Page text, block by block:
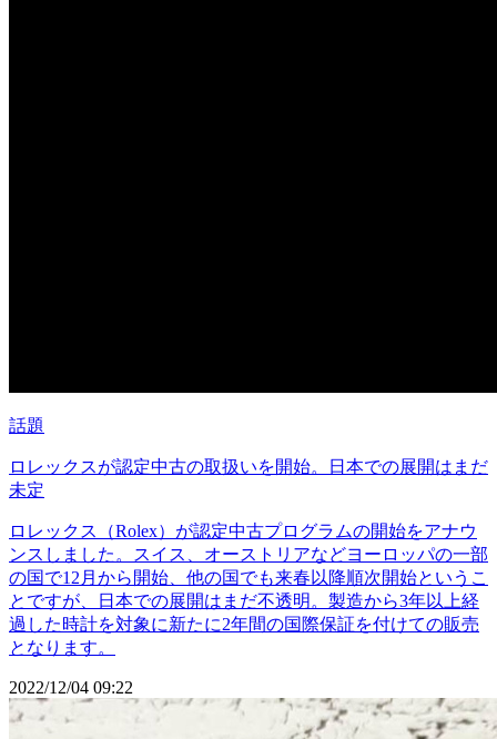
話題
ロレックスが認定中古の取扱いを開始。日本での展開はまだ
未定
ロレックス（Rolex）が認定中古プログラムの開始をアナウ
ンスしました。スイス、オーストリアなどヨーロッパの一部
の国で12月から開始、他の国でも来春以降順次開始というこ
とですが、日本での展開はまだ不透明。製造から3年以上経
過した時計を対象に新たに2年間の国際保証を付けての販売
となります。
2022/12/04 09:22